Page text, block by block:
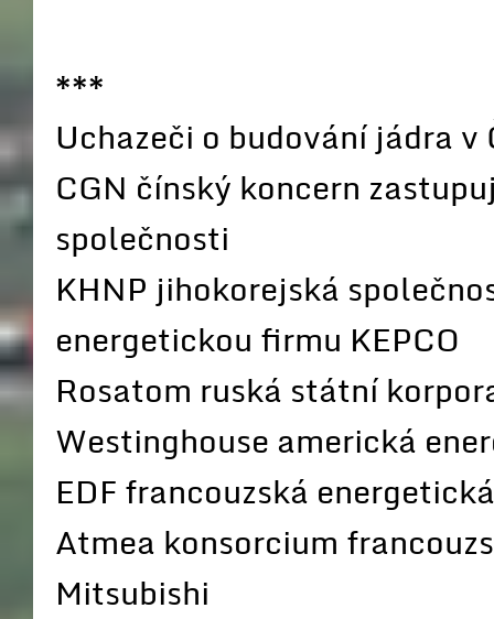
***
Uchazeči o budování jádra v
CGN čínský koncern
společnosti
KHNP jihokorejská
energetickou firmu KEPCO
Rosatom ruská státní
Westinghouse americká
EDF francouzská
Atmea konsorcium
Mitsubishi